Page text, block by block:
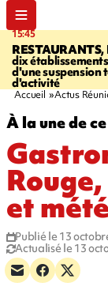
15:45
RESTAURANTS,
dix
d'une suspension
d'activité
Accueil Actus
À la une de
et
Publié le 13
Actualisé le 13